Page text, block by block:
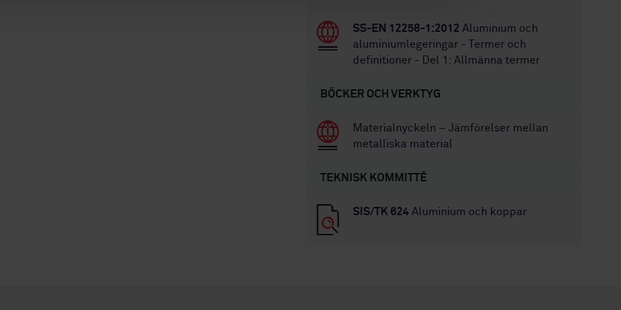
SS-EN 12258-1:2012 Aluminium och
aluminiumlegeringar - Termer och
definitioner - Del 1: Allmänna termer
BÖCKER OCH VERKTYG
Materialnyckeln – Jämförelser mellan
metalliska material
TEKNISK KOMMITTÉ
SIS/TK 624 Aluminium och koppar